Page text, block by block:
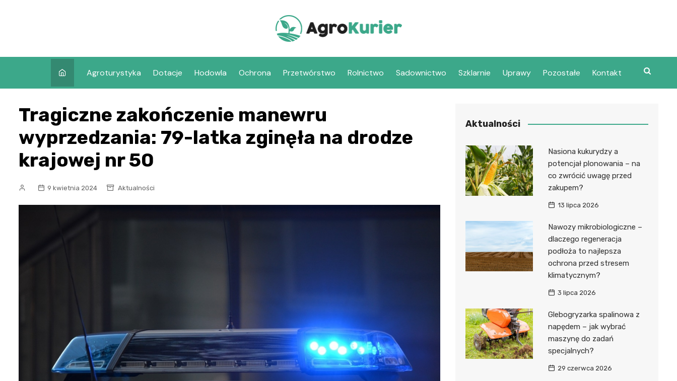
Agroturystyka Dotacje Hodowla Ochrona Przetwórstwo Rolnictwo Sadownictwo Szklarnie Uprawy Pozostałe Kontakt
Tragiczne zakończenie manewru
wyprzedzania: 79-latka zginęła na drodze
krajowej nr 50
9 kwietnia 2024 Aktualności
Aktualności
Nasiona kukurydzy a
potencjał plonowania – na
co zwrócić uwagę przed
zakupem?
13 lipca 2026
Nawozy mikrobiologiczne –
dlaczego regeneracja
podłoża to najlepsza
ochrona przed stresem
klimatycznym?
3 lipca 2026
Glebogryzarka spalinowa z
napędem – jak wybrać
maszynę do zadań
specjalnych?
29 czerwca 2026